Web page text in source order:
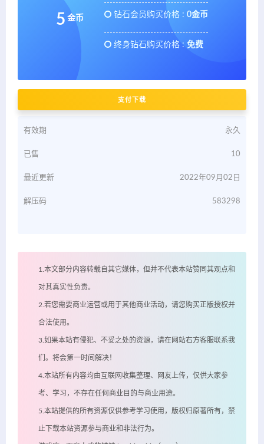
5 金币 钻石会员购买价格 : 0金币
终身钻石购买价格 : 免费
支付下载
有效期 永久
已售 10
最近更新 2022年09月02日
解压码 583298
1.本文部分内容转载自其它媒体，但并不代表本站赞同其观点和
对其真实性负责。
2.若您需要商业运营或用于其他商业活动，请您购买正版授权并
合法使用。
3.如果本站有侵犯、不妥之处的资源，请在网站右方客服联系我
们。将会第一时间解决！
4.本站所有内容均由互联网收集整理、网友上传，仅供大家参
考、学习，不存在任何商业目的与商业用途。
5.本站提供的所有资源仅供参考学习使用，版权归原著所有，禁
止下载本站资源参与商业和非法行为。